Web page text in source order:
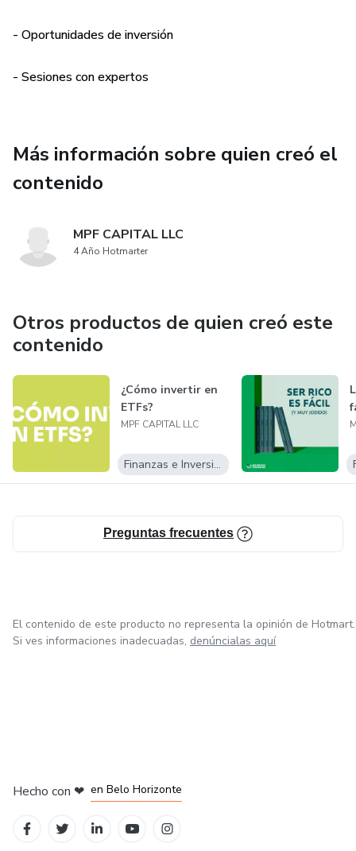
- Oportunidades de inversión
- Sesiones con expertos
Más información sobre quien creó el
contenido
MPF CAPITAL LLC
4 Año Hotmarter
Otros productos de quien creó este
contenido
¿Cómo invertir en
ETFs?
MPF CAPITAL LLC
Finanzas e Inversiones
Preguntas frecuentes
El contenido de este producto no representa la opinión de Hotmart.
Si ves informaciones inadecuadas, denúncialas aquí
Hecho con ❤ en Belo Horizonte